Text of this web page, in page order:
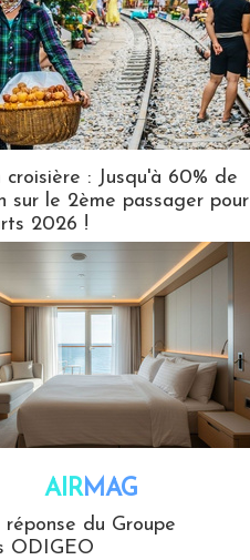
croisière : Jusqu'à 60% de
sur le 2ème passager pour
2026 !
AIRMAG
du Groupe
ODIGEO